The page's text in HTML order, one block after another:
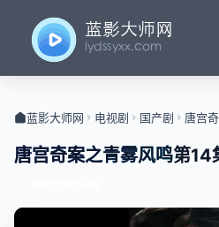
蓝影大师网 电视剧 国产剧 唐宫
唐宫奇案之青雾风鸣第14